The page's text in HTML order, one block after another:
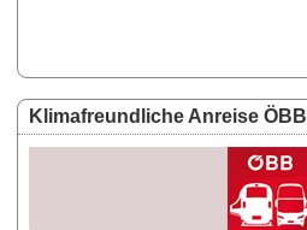
Klimafreundliche Anreise ÖBB